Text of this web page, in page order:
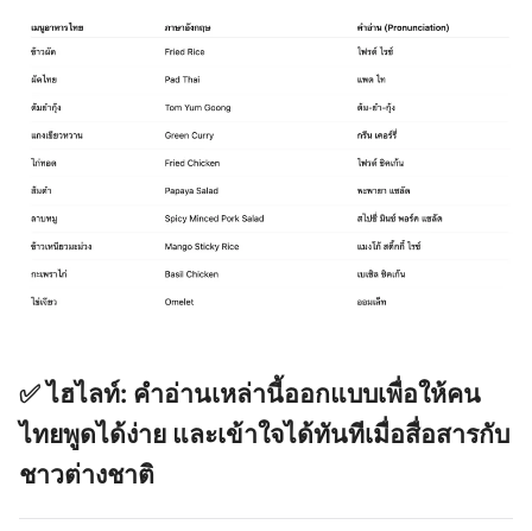
✅ไฮไลท์: คำอ่านเหล่านี้ออกแบบเพื่อให้คน
ไทยพูดได้ง่าย และเข้าใจได้ทันทีเมื่อสื่อสารกับ
ชาวต่างชาติ